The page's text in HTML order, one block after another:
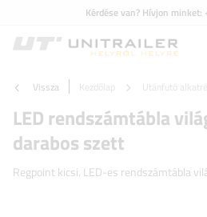
Kérdése van? Hívjon minket:
Vissza Kezdőlap Utánfutó
LED rendszámtábla
darabos szett
Regpoint kicsi. LED-es rendszámtábla